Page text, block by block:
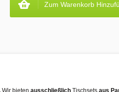
Zum Warenkorb
Wir bieten ausschließlich Tischsets aus